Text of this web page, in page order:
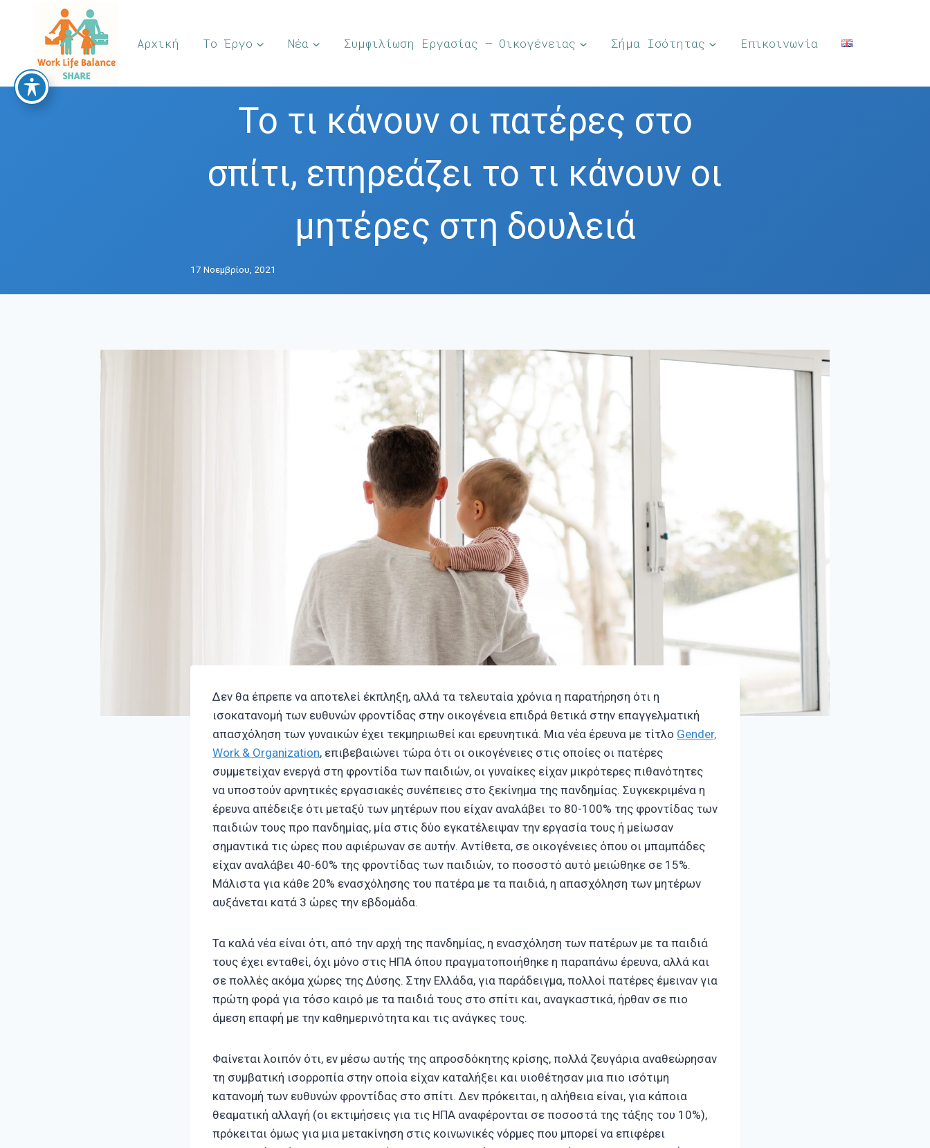
Αρχική Το Έργο Νέα Συμφιλίωση Εργασίας – Οικογένειας Σήμα Ισότητας Επικοινωνία
Το τι κάνουν οι πατέρες στο
σπίτι, επηρεάζει το τι κάνουν οι
μητέρες στη δουλειά
17 Νοεμβρίου, 2021
Δεν θα έπρεπε να αποτελεί έκπληξη, αλλά τα τελευταία χρόνια η παρατήρηση ότι η
ισοκατανομή των ευθυνών φροντίδας στην οικογένεια επιδρά θετικά στην επαγγελματική
απασχόληση των γυναικών έχει τεκμηριωθεί και ερευνητικά. Μια νέα έρευνα με τίτλο Gender,
Work & Organization, επιβεβαιώνει τώρα ότι οι οικογένειες στις οποίες οι πατέρες
συμμετείχαν ενεργά στη φροντίδα των παιδιών, οι γυναίκες είχαν μικρότερες πιθανότητες
να υποστούν αρνητικές εργασιακές συνέπειες στο ξεκίνημα της πανδημίας. Συγκεκριμένα η
έρευνα απέδειξε ότι μεταξύ των μητέρων που είχαν αναλάβει το 80-100% της φροντίδας των
παιδιών τους προ πανδημίας, μία στις δύο εγκατέλειψαν την εργασία τους ή μείωσαν
σημαντικά τις ώρες που αφιέρωναν σε αυτήν. Αντίθετα, σε οικογένειες όπου οι μπαμπάδες
είχαν αναλάβει 40-60% της φροντίδας των παιδιών, το ποσοστό αυτό μειώθηκε σε 15%.
Μάλιστα για κάθε 20% ενασχόλησης του πατέρα με τα παιδιά, η απασχόληση των μητέρων
αυξάνεται κατά 3 ώρες την εβδομάδα.
Τα καλά νέα είναι ότι, από την αρχή της πανδημίας, η ενασχόληση των πατέρων με τα παιδιά
τους έχει ενταθεί, όχι μόνο στις ΗΠΑ όπου πραγματοποιήθηκε η παραπάνω έρευνα, αλλά και
σε πολλές ακόμα χώρες της Δύσης. Στην Ελλάδα, για παράδειγμα, πολλοί πατέρες έμειναν για
πρώτη φορά για τόσο καιρό με τα παιδιά τους στο σπίτι και, αναγκαστικά, ήρθαν σε πιο
άμεση επαφή με την καθημερινότητα και τις ανάγκες τους.
Φαίνεται λοιπόν ότι, εν μέσω αυτής της απροσδόκητης κρίσης, πολλά ζευγάρια αναθεώρησαν
τη συμβατική ισορροπία στην οποία είχαν καταλήξει και υιοθέτησαν μια πιο ισότιμη
κατανομή των ευθυνών φροντίδας στο σπίτι. Δεν πρόκειται, η αλήθεια είναι, για κάποια
θεαματική αλλαγή (οι εκτιμήσεις για τις ΗΠΑ αναφέρονται σε ποσοστά της τάξης του 10%),
πρόκειται όμως για μια μετακίνηση στις κοινωνικές νόρμες που μπορεί να επιφέρει